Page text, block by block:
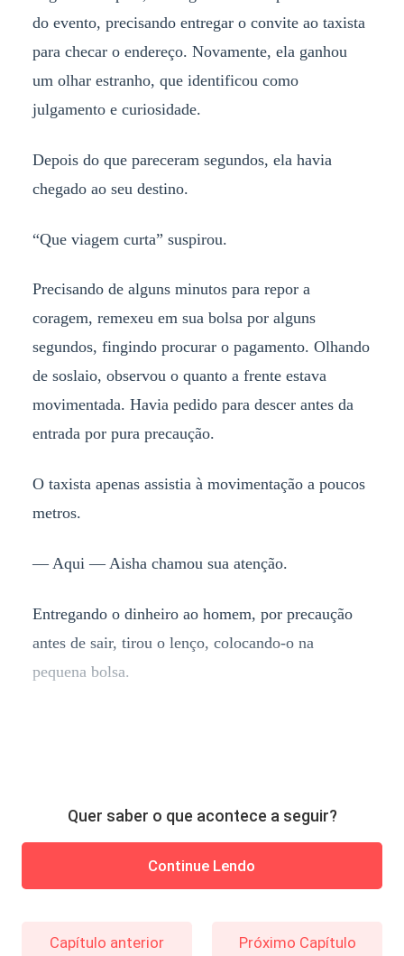
do evento, precisando entregar o convite ao taxista
para checar o endereço. Novamente, ela ganhou
um olhar estranho, que identificou como
julgamento e curiosidade.
Depois do que pareceram segundos, ela havia
chegado ao seu destino.
“Que viagem curta” suspirou.
Precisando de alguns minutos para repor a
coragem, remexeu em sua bolsa por alguns
segundos, fingindo procurar o pagamento. Olhando
de soslaio, observou o quanto a frente estava
movimentada. Havia pedido para descer antes da
entrada por pura precaução.
O taxista apenas assistia à movimentação a poucos
metros.
— Aqui — Aisha chamou sua atenção.
Entregando o dinheiro ao homem, por precaução
antes de sair, tirou o lenço, colocando-o na
pequena bolsa.
Quer saber o que acontece a seguir?
Continue Lendo
Capítulo anterior Próximo Capítulo